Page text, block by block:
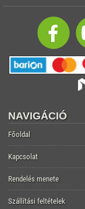
NAVIGÁCIÓ
Főoldal
Kapcsolat
Rendelés menete
Szállítási feltételek